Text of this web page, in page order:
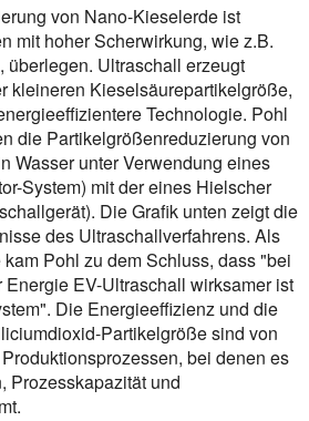
von Nano-Kieselerde ist
mit hoher Scherwirkung, wie z.B.
überlegen. Ultraschall erzeugt
kleineren Kieselsäurepartikelgröße,
Technologie. Pohl
die Partikelgrößenreduzierung von
Wasser unter Verwendung eines
System) mit der eines Hielscher
Die Grafik unten zeigt die
des Ultraschallverfahrens. Als
Pohl zu dem Schluss, dass "bei
EV-Ultraschall wirksamer ist
Die Energieeffizienz und die
Partikelgröße sind von
bei denen es
Prozesskapazität und